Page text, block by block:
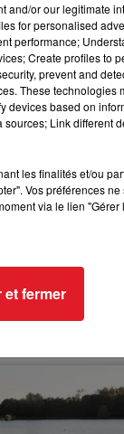
nouvelle bonne
et
puis
les rapports.
and/or our legitimate
for personalised
performance;
Create profiles to
prevent and
These technologies
devices based on
Link different
les finalités et/ou
Vos préférences
via le lien
fermer